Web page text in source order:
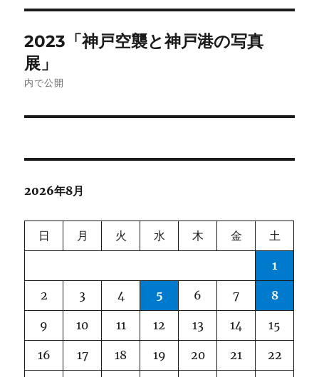
稿
ナ
ビ
ョ
2023「神戸空襲と神戸港の写真
展」
内で公開
2026年8月
日 月 火 水 木 金 土
1
2 3 4 5 6 7 8
9 10 11 12 13 14 15
16 17 18 19 20 21 22